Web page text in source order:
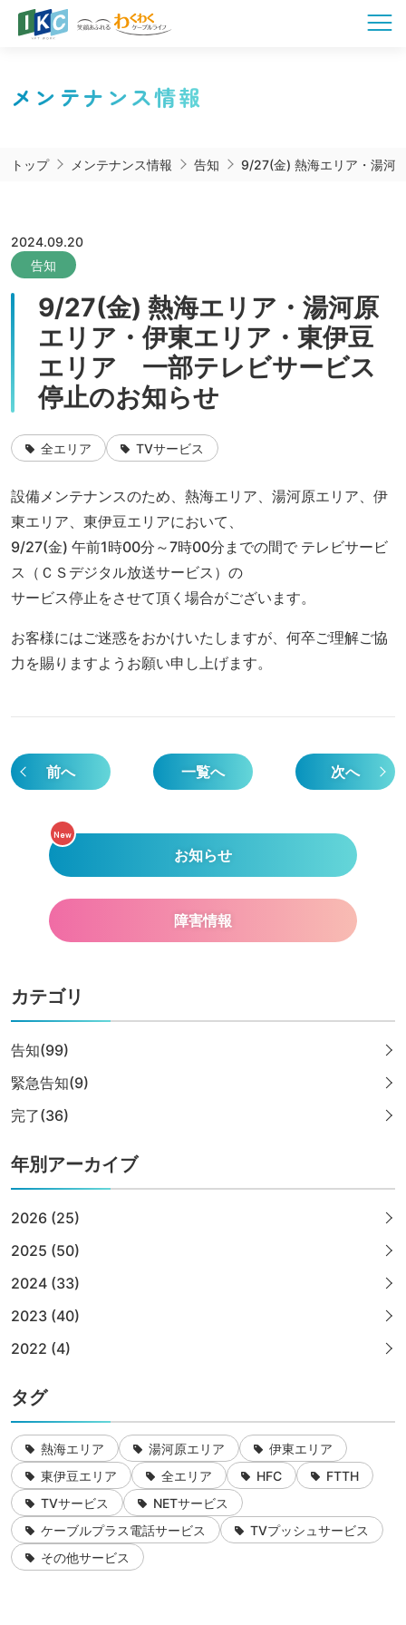
メンテナンス情報
トップ メンテナンス情報 告知 9/27(金) 熱海エリア・湯河
2024.09.20
告知
9/27(金) 熱海エリア・湯河原
エリア・伊東エリア・東伊豆
エリア 一部テレビサービス
停止のお知らせ
全エリア TVサービス
設備メンテナンスのため、熱海エリア、湯河原エリア、伊
東エリア、東伊豆エリアにおいて、
9/27(金) 午前1時00分～7時00分までの間で テレビサービ
ス（ＣＳデジタル放送サービス）の
サービス停止をさせて頂く場合がございます。
お客様にはご迷惑をおかけいたしますが、何卒ご理解ご協
力を賜りますようお願い申し上げます。
前へ 一覧へ 次へ
お知らせ
New
障害情報
カテゴリ
告知(99)
緊急告知(9)
完了(36)
年別アーカイブ
2026 (25)
2025 (50)
2024 (33)
2023 (40)
2022 (4)
タグ
熱海エリア 湯河原エリア
伊東エリア
東伊豆エリア
全エリア HFC
FTTH
TVサービス
NETサービス
ケーブルプラス電話サービス
TVプッシュサービス
その他サービス